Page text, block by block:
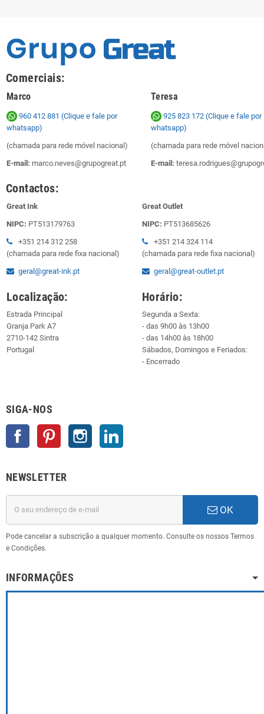
Comerciais:
Marco Teresa
960 412 881 (Clique e fale por
whatsapp)
(chamada para rede móvel nacional)
E-mail: marco.neves@grupogreat.pt
925 823 172 (Clique e fale por
whatsapp)
(chamada para rede móvel
E-mail:
Contactos:
Great Ink
NIPC: PT513179763
+351 214 312 258
(chamada para rede fixa nacional)
geral@great-ink.pt
Great Outlet
NIPC: PT513685626
+351 214 324 114
(chamada para rede fixa nacional)
geral@great-outlet.pt
Localização:
Estrada Principal
Granja Park A7
2710-142 Sintra
Portugal
Horário:
Segunda a Sexta:
- das 9h00 às 13h00
- das 14h00 às 18h00
Sábados, Domingos e Feriados:
- Encerrado
SIGA-NOS
Facebook Pinterest Instagram
NEWSLETTER
OK
Pode cancelar a subscrição a qualquer momento. Consulte os nossos Termos
e Condições.
INFORMAÇÕES